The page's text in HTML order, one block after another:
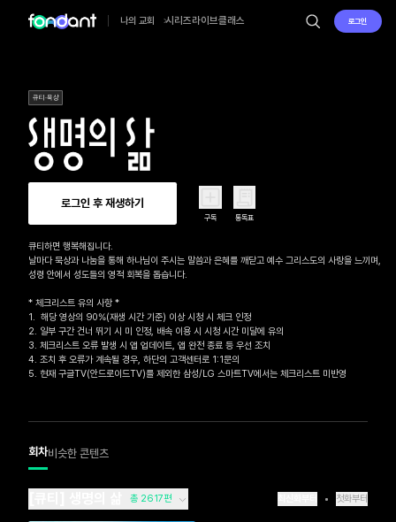
나의 교회 시리즈라이브클래스 로그인
큐티·묵상
로그인 후 재생하기
구독 통독표
큐티하면 행복해집니다.
날마다 묵상과 나눔을 통해 하나님이 주시는 말씀과 은혜를 깨닫고 예수 그리스도의 사랑을 느끼며,
성령 안에서 성도들의 영적 회복을 돕습니다.
* 체크리스트 유의 사항 *
1.  해당 영상의 90%(재생 시간 기준) 이상 시청 시 체크 인정
2. 일부 구간 건너 뛰기 시 미 인정, 배속 이용 시 시청 시간 미달에 유의
3. 체크리스트 오류 발생 시 앱 업데이트, 앱 완전 종료 등 우선 조치
4. 조치 후 오류가 계속될 경우, 하단의 고객센터로 1:1문의
5. 현재 구글TV(안드로이드TV)를 제외한 삼성/LG 스마트TV에서는 체크리스트 미반영
회차비슷한 콘텐츠
총 2617편 첫화부터